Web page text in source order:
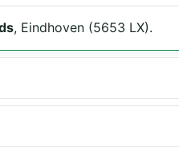
, Eindhoven (5653 LX).